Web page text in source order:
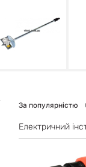
За популярністю
Електричний